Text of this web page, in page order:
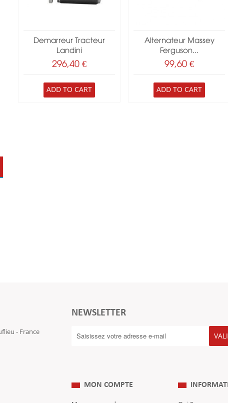
Demarreur Tracteur
Landini
296,40 €
ADD TO CART
Alternateur Massey
Ferguson...
99,60 €
ADD TO CART
- France
NEWSLETTER
MON COMPTE